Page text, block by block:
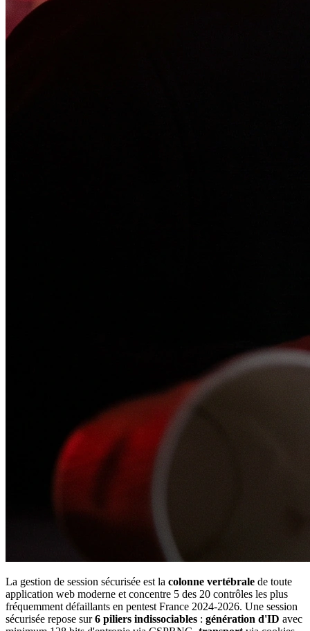
La gestion de session sécurisée est la colonne vertébrale de toute
application web moderne et concentre 5 des 20 contrôles les plus
fréquemment défaillants en pentest France 2024-2026. Une session
sécurisée repose sur6 piliers indissociables : génération d'ID avec